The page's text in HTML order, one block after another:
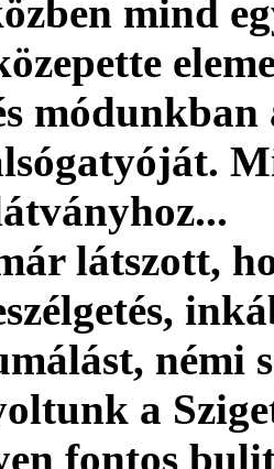
mind
látszott,
némi
a
fontos